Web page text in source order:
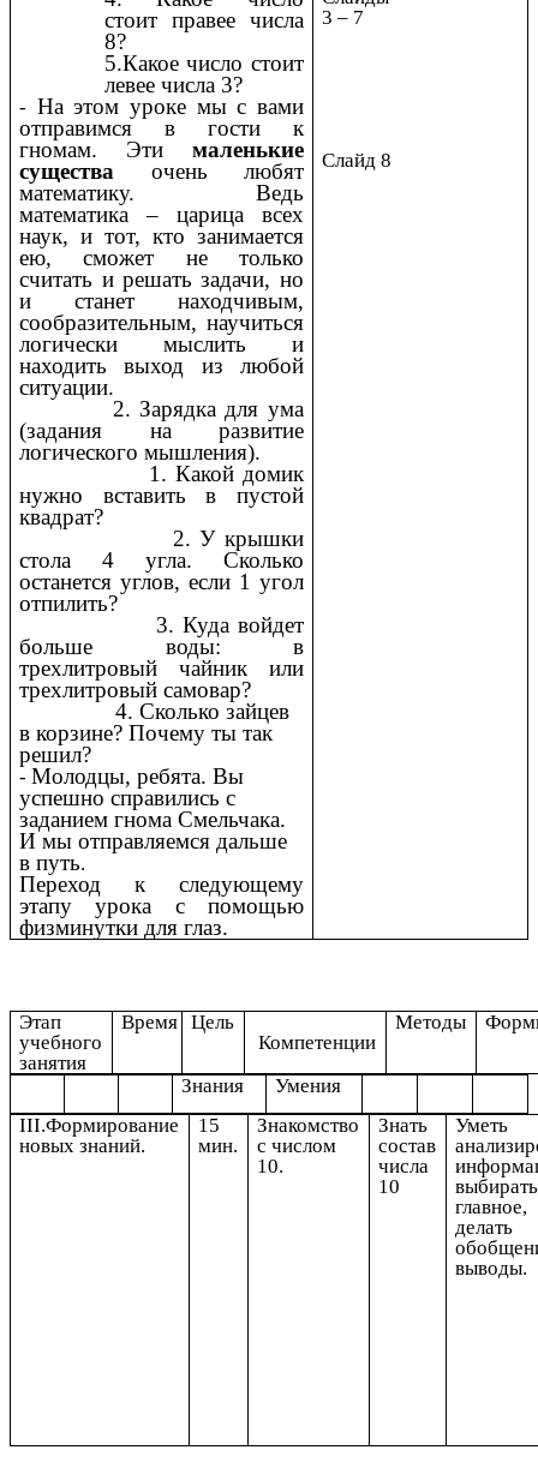
стоит правее числа
8?
5.Какое число стоит
левее числа 3?
- На этом уроке мы с вами
отправимся в гости к
гномам. Эти маленькие
существа очень любят
математику. Ведь
математика – царица всех
наук, и тот, кто занимается
ею, сможет не только
считать и решать задачи, но
и станет находчивым,
сообразительным, научиться
логически мыслить и
находить выход из любой
ситуации.
2. Зарядка для ума
(задания на развитие
логического мышления).
1. Какой домик
нужно вставить в пустой
квадрат?
2. У крышки
стола 4 угла. Сколько
останется углов, если 1 угол
отпилить?
3. Куда войдет
больше воды: в
трехлитровый чайник или
трехлитровый самовар?
4. Сколько зайцев
в корзине? Почему ты так
решил?
-Молодцы, ребята. Вы
успешно справились с
заданием гнома Смельчака.
И мы отправляемся дальше
в путь.
Переход к следующему
этапу урока с помощью
физминутки для глаз.
3 – 7
Слайд 8
Этап
учебного
занятия
Время Цель
Компетенции
Методы
Знания
Умения
III.Формирование
новых знаний.
15
мин.
Знакомство
с числом
10.
Знать
состав
числа
10
Уметь
выбирать
главное,
делать
выводы.